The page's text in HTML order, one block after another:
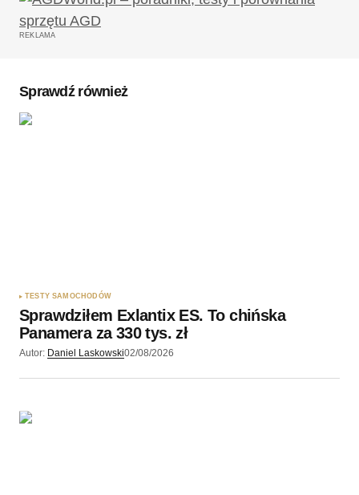
Wymagane pola są oznaczone
Wyślij komentarz
REKLAMA
Sprawdź również
TESTY SAMOCHODÓW
Sprawdziłem Exlantix ES. To chińska
Panamera za 330 tys. zł
Autor: Daniel Laskowski02/08/2026